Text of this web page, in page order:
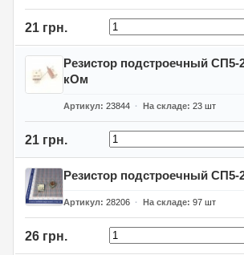
21 грн.
Резистор подстроечный СП5-
кОм
Артикул 23844 На складе 23 шт
21 грн.
Резистор подстроечный
Артикул 28206 На складе 97 шт
26 грн.